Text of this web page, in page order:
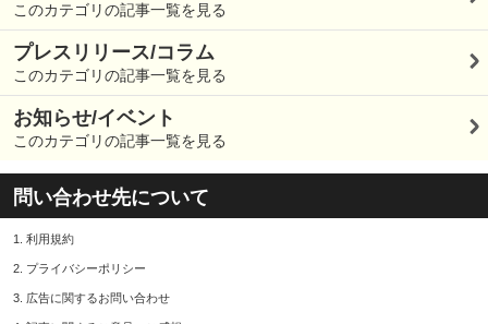
このカテゴリの記事一覧を見る
プレスリリース/コラム
このカテゴリの記事一覧を見る
お知らせ/イベント
このカテゴリの記事一覧を見る
問い合わせ先について
1. 利用規約
2. プライバシーポリシー
3. 広告に関するお問い合わせ